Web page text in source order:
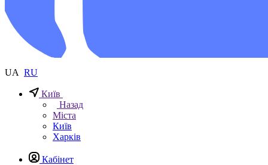
UA RU
Київ
Назад
Міста
Київ
Харків
Кабінет